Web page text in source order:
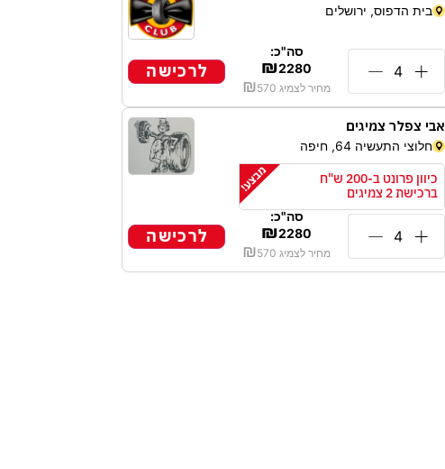
בית הדפוס, ירושלים
סה"כ:
₪2280
מחיר לצמיג ₪570
לרכישה
אבי צפלר צמיגים
חלוצי התעשיה 64, חיפה
כיוון פרונט ב-200 ש"ח
ברכישת 2 צמיגים
סה"כ:
₪2280
מחיר לצמיג ₪570
לרכישה